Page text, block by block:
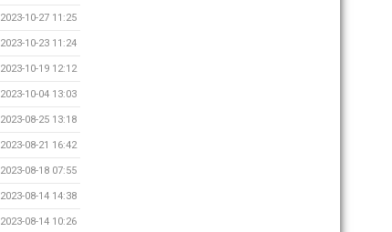
2023-10-27 11:25
2023-10-23 11:24
2023-10-19 12:12
2023-10-04 13:03
2023-08-25 13:18
2023-08-21 16:42
2023-08-18 07:55
2023-08-14 14:38
2023-08-14 10:26